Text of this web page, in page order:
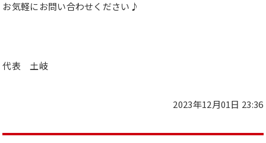
お気軽にお問い合わせください♪
代表 土岐
2023年12月01日 23:36